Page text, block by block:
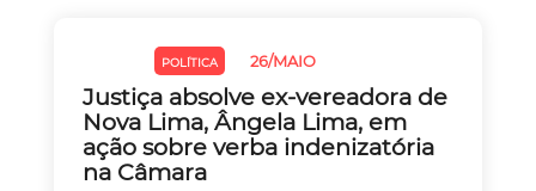
POLÍTICA 26/MAIO
Justiça absolve ex-vereadora de
Nova Lima, Ângela Lima, em
ação sobre verba indenizatória
na Câmara